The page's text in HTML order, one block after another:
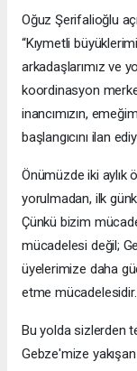
Oğuz Şerifalioğlu
“Kıymetli
arkadaşlarımız ve
koordinasyon
inancımızın,
başlangıcını ilan
Önümüzde iki aylık
yorulmadan, ilk
Çünkü bizim
mücadelesi değil;
üyelerimize daha
etme mücadelesidir.
Bu yolda sizlerden
Gebze'mize